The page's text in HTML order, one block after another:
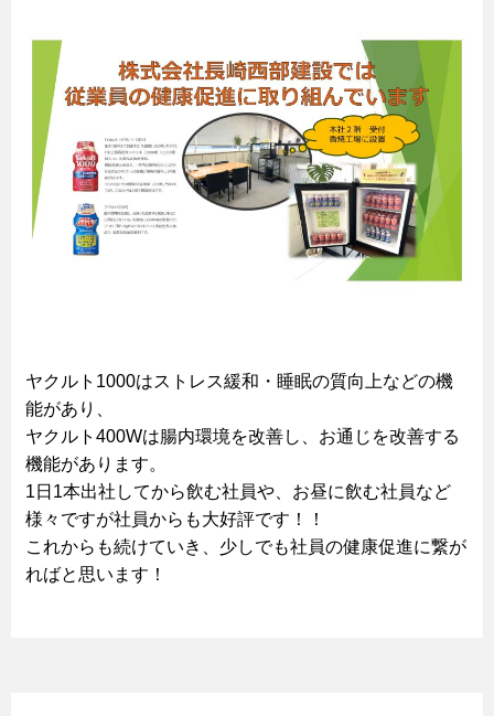
ヤクルト1000はストレス緩和・睡眠の質向上などの機
能があり、
ヤクルト400Wは腸内環境を改善し、お通じを改善する
機能があります。
1日1本出社してから飲む社員や、お昼に飲む社員など
様々ですが社員からも大好評です！！
これからも続けていき、少しでも社員の健康促進に繋が
ればと思います！